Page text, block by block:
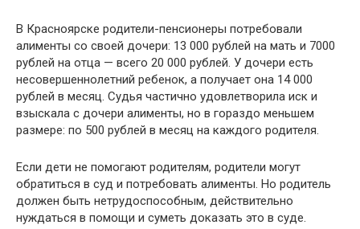
В Красноярске родители-пенсионеры потребовали
алименты со своей дочери: 13 000 рублей на мать и 7000
рублей на отца — всего 20 000 рублей. У дочери есть
несовершеннолетний ребенок, а получает она 14 000
рублей в месяц. Судья частично удовлетворила иск и
взыскала с дочери алименты, но в гораздо меньшем
размере: по 500 рублей в месяц на каждого родителя.
Если дети не помогают родителям, родители могут
обратиться в суд и потребовать алименты. Но родитель
должен быть нетрудоспособным, действительно
нуждаться в помощи и суметь доказать это в суде.